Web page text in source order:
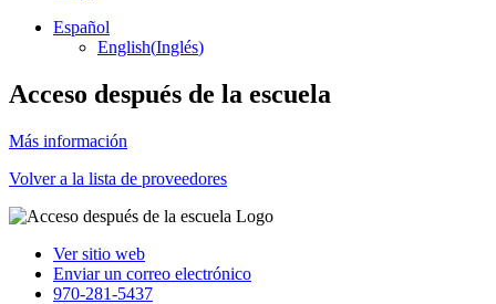
Español
English(Inglés)
Acceso después de la escuela
Más información
Volver a la lista de proveedores
Ver sitio web
Enviar un correo electrónico
970-281-5437